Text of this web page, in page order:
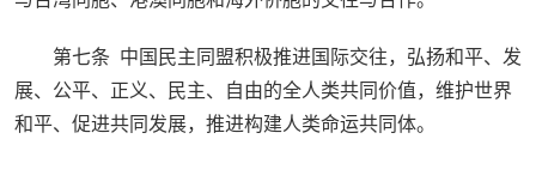
第七条 中国民主同盟积极推进国际交往，弘扬和平、发
展、公平、正义、民主、自由的全人类共同价值，维护世界
和平、促进共同发展，推进构建人类命运共同体。